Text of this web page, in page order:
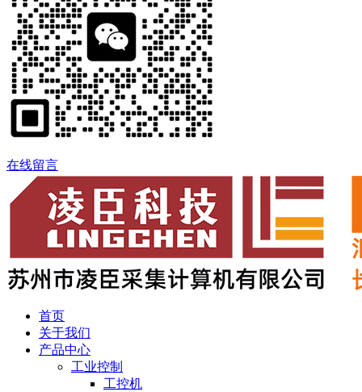
在线留言
首页
关于我们
产品中心
工业控制
工控机